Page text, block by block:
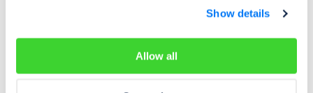
Show details
Allow all